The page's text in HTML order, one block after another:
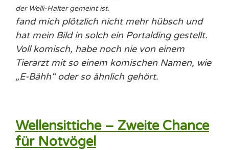
der Welli-Halter gemeint ist.
fand mich plötzlich nicht mehr hübsch und
hat mein Bild in solch ein Portalding gestellt.
Voll komisch, habe noch nie von einem
Tierarzt mit so einem komischen Namen, wie
„E-Bähh“ oder so ähnlich gehört.
Wellensittiche – Zweite Chance
für Notvögel